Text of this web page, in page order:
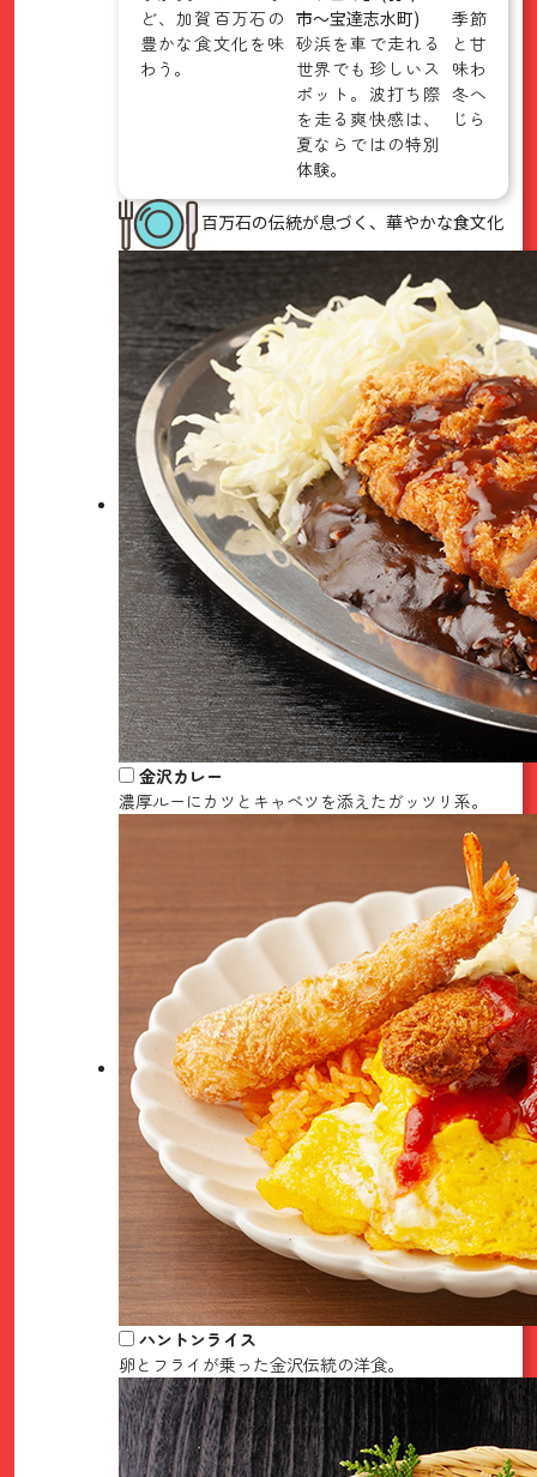
ど、加賀百万石の
豊かな食文化を味
わう。
市〜宝達志水町)
砂浜を車で走れる
世界でも珍しいス
ポット。波打ち際
を走る爽快感は、
夏ならではの特別
体験。
季節。濃
と甘みの
味わえば
冬への移
じられる。
百万石の伝統が息づく、華やかな食文化
金沢カレー
濃厚ルーにカツとキャベツを添えたガッツリ系。
ハントンライス
卵とフライが乗った金沢伝統の洋食。